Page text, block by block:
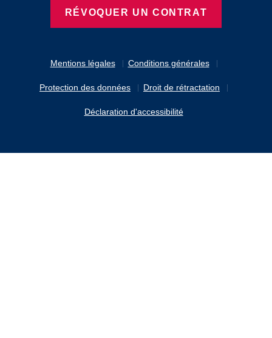
Mentions légales Conditions générales
Protection des données Droit de rétractation
Déclaration d'accessibilité
RÉVOQUER UN CONTRAT